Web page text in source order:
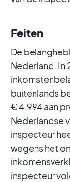
Feiten
De
Nederland. In
buitenlands
€ 4.994 aan
Nederlandse
inspecteur
wegens het
inspecteur